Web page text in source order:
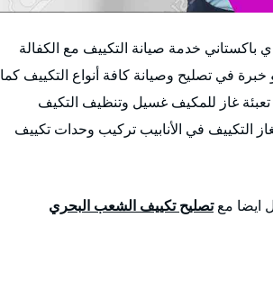
خدمة صيانة التكييف مع الكفالة
في تصليح وصيانة كافة أنواع التكييف كما
غاز للمكيف غسيل وتنظيف التكيف
التكييف في الأنابيب تركيب وحدات تكييف
ايضا معتصليح تكييف الشعب البحري